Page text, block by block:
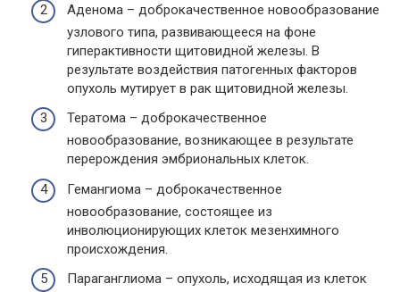
Аденома – доброкачественное новообразование
узлового типа, развивающееся на фоне
гиперактивности щитовидной железы. В
результате воздействия патогенных факторов
опухоль мутирует в рак щитовидной железы.
Тератома – доброкачественное
новообразование, возникающее в результате
перерождения эмбриональных клеток.
Гемангиома – доброкачественное
новообразование, состоящее из
инволюционирующих клеток мезенхимного
происхождения.
Параганглиома – опухоль, исходящая из клеток